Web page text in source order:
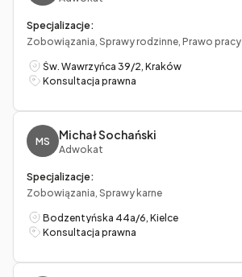
Specjalizacje:
Zobowiązania, Sprawy rodzinne, Prawo pracy
Św. Wawrzyńca 39/2, Kraków
Konsultacja prawna
MS Michał Sochański
Adwokat
Specjalizacje:
Zobowiązania, Sprawy karne
Bodzentyńska 44a/6, Kielce
Konsultacja prawna